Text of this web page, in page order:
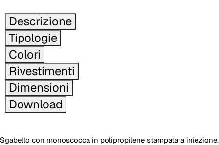
Descrizione
Tipologie
Colori
Rivestimenti
Dimensioni
Download
Sgabello con monoscocca in polipropilene stampata a iniezione.